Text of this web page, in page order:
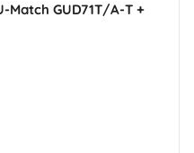
Match GUD71T/A-T +